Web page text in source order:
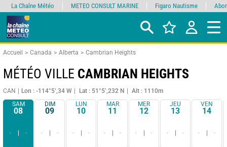
Accueil Canada Alberta Cambrian Heights
MÉTÉO VILLE CAMBRIAN HEIGHTS
CAN Lon : -114°5’,34 W Lat : 51°5’,232 N
Alt : 1110m
SAM
08
- -
DIM
09
- -
LUN
10
- -
MAR
11
- -
MER
12
- -
JEU
13
- -
VEN
14
- -
La Chaîne Météo METEO CONSULT MARINE Figaro Nautisme